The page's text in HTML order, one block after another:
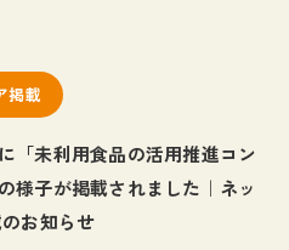
掲載
「未利用食品の活用推進コン
様子が掲載されました｜ネッ
お知らせ